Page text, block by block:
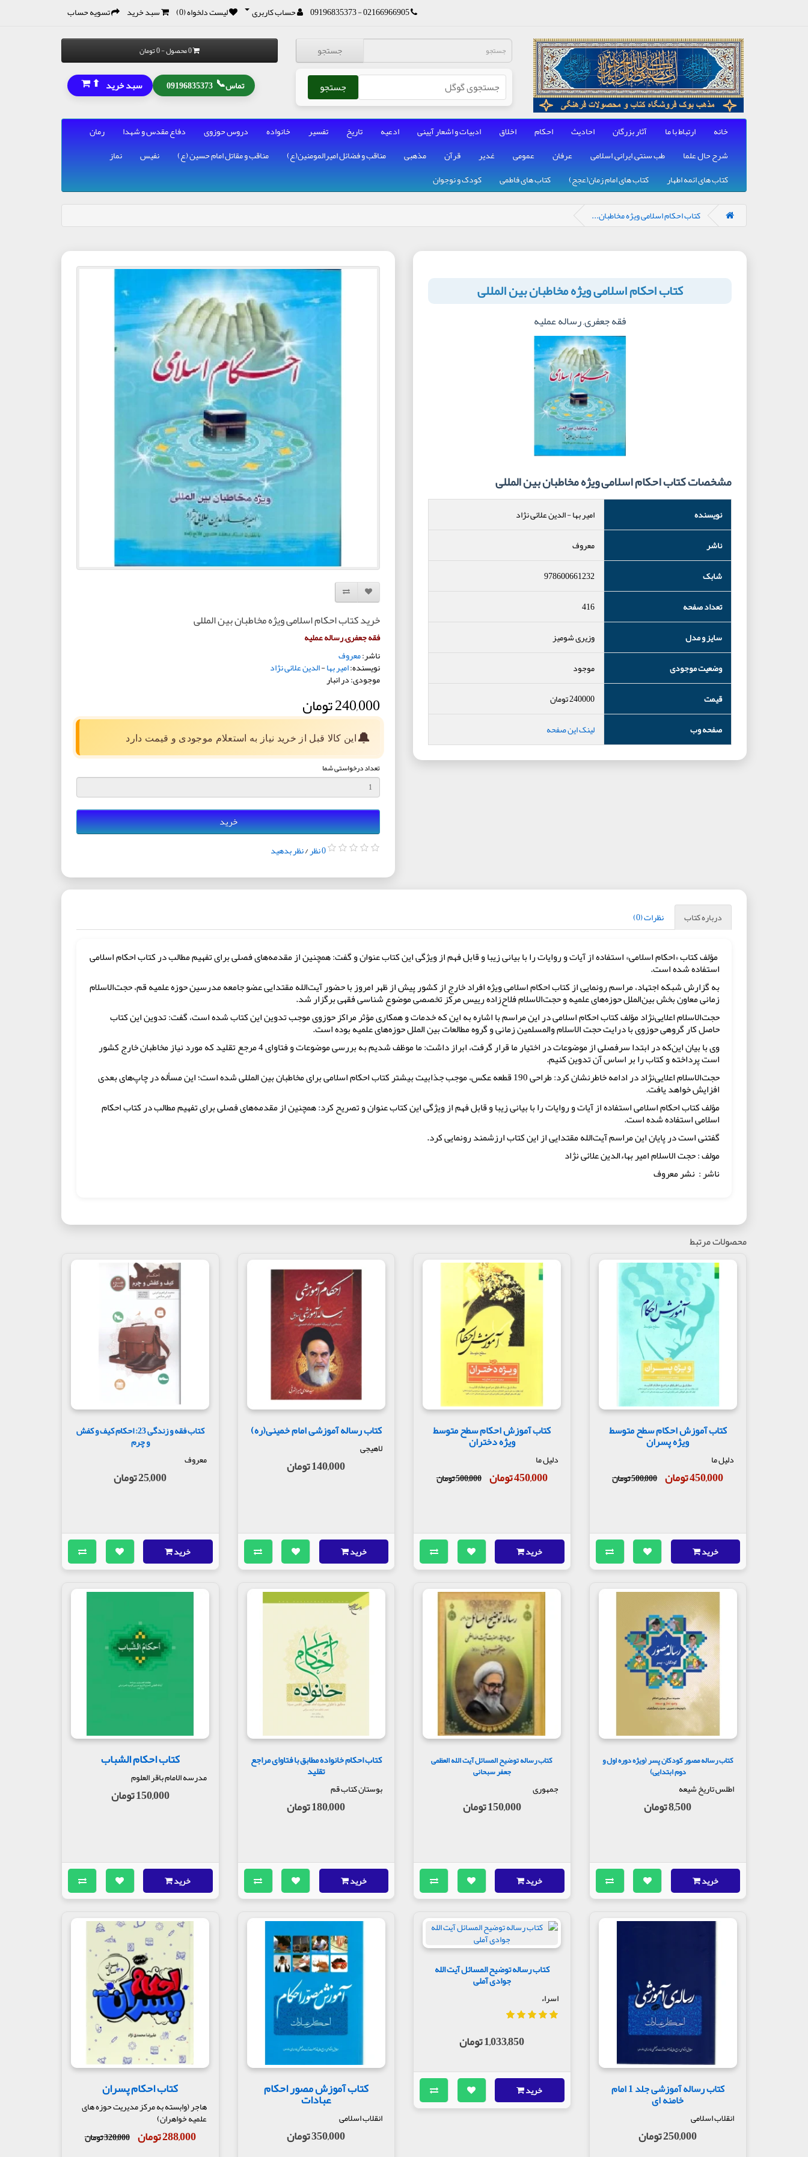
02166966905 - 09196835373 حساب کاربری لیست دلخواه (0) سبد خرید تسویه حساب
جستجو
جستجو
0 محصول - 0 تومان
تماس📞
09196835373 سبد خرید ⬆
خانه ارتباط با ما آثار بزرگان احادیث احکام اخلاق ادبیات و اشعار آیینی ادعیه تاریخ تفسیر خانواده دروس حوزوی دفاع مقدس و شهدا
رمان
شرح حال علما
طب سنتی, ایرانی, اسلامی عرفان عمومی غدیر قرآن مذهبی مناقب و فضائل امیرالمومنین(ع) مناقب و مقاتل امام حسین (ع) نفیس
نماز
کتاب های ائمه اطهار
کتاب های امام زمان(عجج) کتاب های فاطمی کودک و نوجوان
کتاب احکام اسلامی ویژه مخاطبان...
کتاب احکام اسلامی ویژه مخاطبان بین المللی
فقه جعفری, رساله عملیه
مشخصات کتاب احکام اسلامی ویژه مخاطبان بین المللی
نویسنده امیر بها-الدین علائی نژاد
ناشر
معروف
شابک
978600661232
تعداد صفحه
416
سایز و مدل
وزیری شومیز
وضعیت موجودی
موجود
قیمت
240000تومان
صفحه وب
لینک این صفحه
افزودن به لیست دلخواه
مقایسه این محصول
خرید کتاب احکام اسلامی ویژه مخاطبان بین المللی
فقه جعفری, رساله عملیه
ناشر:معروف
نویسنده:امیر بها-الدین علائی نژاد
موجودی: در انبار
240,000 تومان
🔔این کالا قبل از خرید نیاز به استعلام موجودی و قیمت دارد
تعداد درخواستی شما
خرید
0 نظر /نظر بدهید
درباره کتاب نظرات (0)
مؤلف کتاب «احکام اسلامی» استفاده از آیات و روایات را با بیانی زیبا و قابل فهم از ویژگی این کتاب عنوان و گفت: همچنین از مقدمه‌های فصلی برای تفهیم مطالب در کتاب احکام اسلامی
استفاده شده است.
به گزارش شبکه اجتهاد، مراسم رونمایی از کتاب احکام اسلامی ویژه افراد خارج از کشور پیش از ظهر امروز با حضور آیت‌الله مقتدایی عضو جامعه مدرسین حوزه علمیه قم، حجت‌الاسلام
زمانی معاون بخش بین‌الملل حوزه‌های علمیه و حجت‌الاسلام فلاح‌زاده رییس مرکز تخصصی موضوع شناسی فقهی برگزار شد.
حجت‌الاسلام اعلایی‌نژاد مؤلف کتاب احکام اسلامی در این مراسم با اشاره به این که خدمات و همکاری مؤثر مراکز حوزوی موجب تدوین این کتاب شده است، گفت: تدوین این کتاب
حاصل کار گروهی حوزوی با درایت حجت الاسلام والمسلمین زمانی و گروه مطالعات بین الملل حوزه‌های علمیه بوده است.
وی با بیان این‌که در ابتدا سرفصلی از موضوعات در اختیار ما قرار گرفت، ابراز داشت: ما موظف شدیم به بررسی موضوعات و فتاوای 4 مرجع تقلید که مورد نیاز مخاطبان خارج کشور
است پرداخته و کتاب را بر اساس آن تدوین کنیم.
حجت‌الاسلام اعلایی‌نژاد در ادامه خاطرنشان کرد: طراحی 190 قطعه عکس، موجب جذابیت بیشتر کتاب احکام اسلامی برای مخاطبان بین المللی شده است؛ این مسأله در چاپ‌های بعدی
افزایش خواهد یافت.
مؤلف کتاب احکام اسلامی استفاده از آیات و روایات را با بیانی زیبا و قابل فهم از ویژگی این کتاب عنوان و تصریح کرد: همچنین از مقدمه‌های فصلی برای تفهیم مطالب در کتاب احکام
اسلامی استفاده شده است.
گفتنی است در پایان این مراسم آیت‌الله مقتدایی از این کتاب ارزشمند رونمایی کرد.
مولف : حجت الاسلام امیر بهاءالدین علائی نژاد
ناشر : نشر معروف
محصولات مرتبط
کتاب آموزش احکام سطح متوسط
ویژه پسران
دلیل ما
450,000 تومان 500,000 تومان
خرید
کتاب آموزش احکام سطح متوسط
ویژه دختران
دلیل ما
450,000 تومان 500,000 تومان
خرید
کتاب رساله آموزشی امام خمینی(ره)
لاهیجی
140,000 تومان
خرید
کتاب فقه و زندگی 23: احکام کیف و کفش
و چرم
معروف
25,000 تومان
خرید
کتاب رساله مصور کودکان پسر (ویژه دوره اول و
دوم ابتدایی)
اطلس تاریخ شیعه
8,500 تومان
خرید
کتاب رساله توضیح المسائل آیت الله العظمی
جعفر سبحانی
جمهوری
150,000 تومان
خرید
کتاب احکام خانواده مطابق با فتاوای مراجع
تقلید
بوستان کتاب قم
180,000 تومان
خرید
کتاب احکام الشباب
مدرسه الامام باقر العلوم
150,000 تومان
خرید
کتاب رساله آموزشی جلد 1 امام
خامنه ای
انقلاب اسلامی
250,000 تومان
کتاب رساله توضیح المسائل آیت الله
جوادی آملی
اسراء
1,033,850 تومان
خرید کتاب آموزش مصور احکام
عبادات
انقلاب اسلامی
350,000 تومان
کتاب احکام پسران
هاجر (وابسته به مرکز مدیریت حوزه های
علمیه خواهران)
288,000 تومان 320,000 تومان